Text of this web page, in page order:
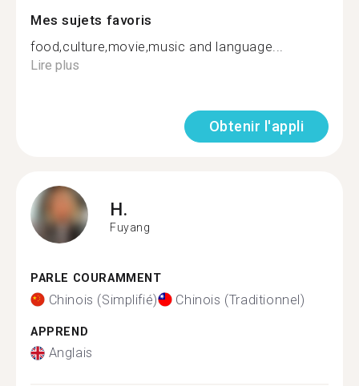
Mes sujets favoris
food,culture,movie,music and language...
Lire plus
Obtenir l'appli
H.
Fuyang
PARLE COURAMMENT
Chinois (Simplifié) Chinois (Traditionnel)
APPREND
Anglais